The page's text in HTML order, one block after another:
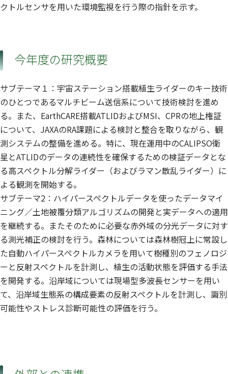
クトルセンサを用いた環境監視を行う際の指針を示す。
今年度の研究概要
サブテーマ１：宇宙ステーション搭載植生ライダーのキー技術
のひとつであるマルチビーム送信系について技術検討を進め
る。また、EarthCARE搭載ATLIDおよびMSI、CPRの地上権証
について、JAXAのRA課題による検討と整合を取りながら、観
測システムの整備を進める。特に、現在運用中のCALIPSO衛
星とATLIDのデータの連続性を確保するための検証データとな
る高スペクトル分解ライダー（およびラマン散乱ライダー）に
よる観測を開始する。
サブテーマ2：ハイパースペクトルデータを使ったデータマイ
ニング／土地被覆分類アルゴリズムの開発と実データへの適用
を継続する。またそのために必要な赤外域の分光データに対す
る測光補正の検討を行う。森林については森林樹冠上に常設し
た自動ハイパースペクトルカメラを用いて樹種別のフェノロジ
ーと反射スペクトルを計測し、植生の活動状態を評価する手法
を開発する。沿岸域については現場型多波長センサーを用い
て、沿岸域生態系の構成要素の反射スペクトルを計測し、識別
可能性やストレス診断可能性の評価を行う。